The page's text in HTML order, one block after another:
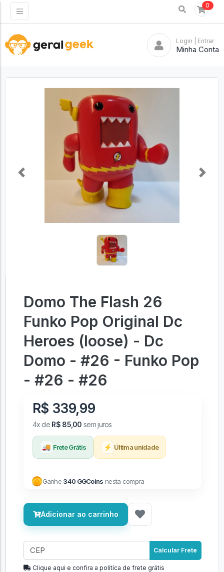
0
Login | Entrar
Minha Conta
Previous Next
Domo The Flash 26
Funko Pop Original Dc
Heroes (loose) - Dc
Domo - #26 - Funko Pop
- #26 - #26
R$ 339,99
4x de R$ 85,00 sem juros
🚚 Frete Grátis ⚡ Última unidade
Ganhe 340 GGCoins nesta compra
Adicionar ao carrinho
Calcular Frete
Clique aqui e confira a politíca de frete grátis